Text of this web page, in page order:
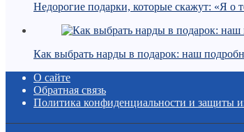
Недорогие подарки, которые скажут: «Я о
Как выбрать нарды в подарок: наш
О сайте
Обратная связь
Политика конфиденциальности и защиты